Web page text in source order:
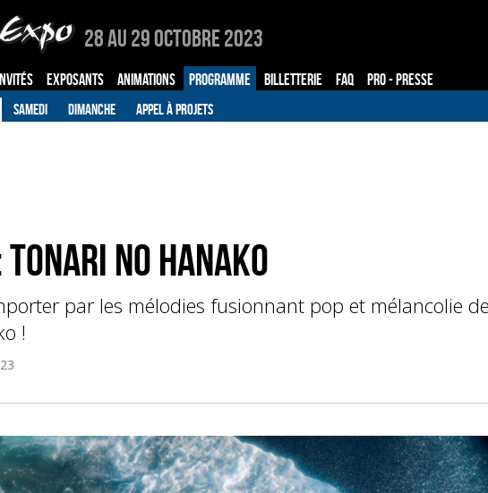
28 au 29 Octobre 2023
INVITÉS EXPOSANTS ANIMATIONS PROGRAMME BILLETTERIE FAQ PRO - PRESSE
SAMEDI DIMANCHE APPEL À PROJETS
tonari no Hanako
par les mélodies fusionnant pop et mélancolie
!